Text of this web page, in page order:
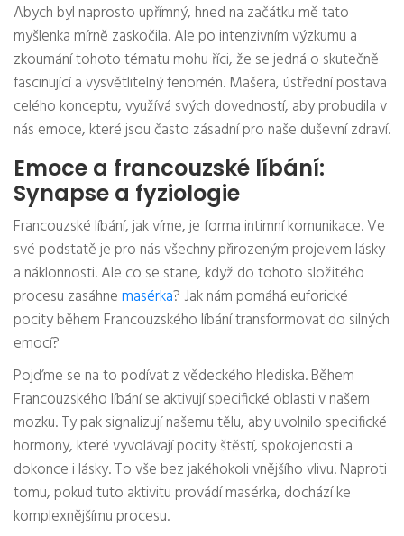
Abych byl naprosto upřímný, hned na začátku mě tato
myšlenka mírně zaskočila. Ale po intenzivním výzkumu a
zkoumání tohoto tématu mohu říci, že se jedná o skutečně
fascinující a vysvětlitelný fenomén. Mašera, ústřední postava
celého konceptu, využívá svých dovedností, aby probudila v
nás emoce, které jsou často zásadní pro naše duševní zdraví.
Emoce a francouzské líbání:
Synapse a fyziologie
Francouzské líbání, jak víme, je forma intimní komunikace. Ve
své podstatě je pro nás všechny přirozeným projevem lásky
a náklonnosti. Ale co se stane, když do tohoto složitého
procesu zasáhnemasérka? Jak nám pomáhá euforické
pocity během Francouzského líbání transformovat do silných
emocí?
Pojďme se na to podívat z vědeckého hlediska. Během
Francouzského líbání se aktivují specifické oblasti v našem
mozku. Ty pak signalizují našemu tělu, aby uvolnilo specifické
hormony, které vyvolávají pocity štěstí, spokojenosti a
dokonce i lásky. To vše bez jakéhokoli vnějšího vlivu. Naproti
tomu, pokud tuto aktivitu provádí masérka, dochází ke
komplexnějšímu procesu.